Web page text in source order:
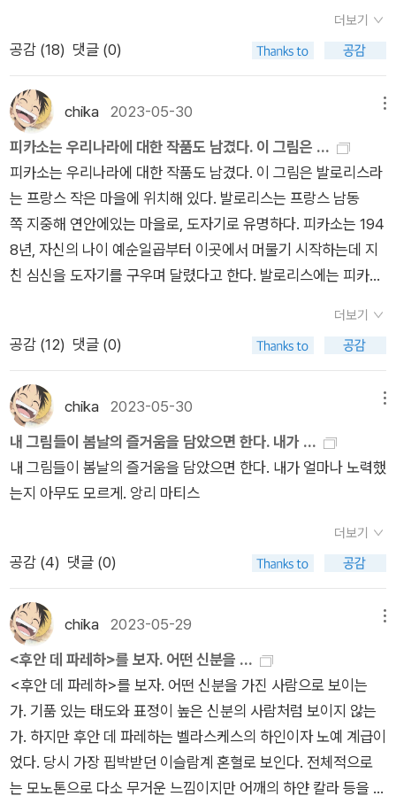
자. (169쪽) 먼저 악기는 피아노의 조상에 또 조상쯤 되는 악기
라 한다.버지날(virginal) 이라 부르는 악기다. 검색해보니, 이런
내용의 악기다. 버지날(영. virginal)하프시코드의 한 형태. 버지
날은 작은 사각형 악기로 16세기부터 17세기 초까지 애용되었던
악기인데, 17세기 후반에 들어서 보다 대륙적 모양을 갖춘 하프
시코드로 대치되었다. 버지날의 현들은 클라비코드와 마찬가지
로 대각선으로 놓여있다.버지날이나 스피넷은 악기분류학상 광
의의 하프시코드, 혹은 하프시코드 족(family)에 포함되지만 우
리가 요즈음 하프시코드라고 하는 것은 버지날이나 스피넷을 제
에 대한 소개는 자세히 나와있지 않고, 버지날 뚜껑에 써있는 글
자를 소개하고 있다.“음악은 기쁨의 동반자, 슬픔의 치유자” (16
9쪽)그 말은 지금도 유효한 말이 분명하다. 또하나 읽어볼 게 있
는데, 버지날 위에 여인의 얼굴이 비치는 거울이 있는데 이때 여
인의 시선은?자세히 보면 여인의 시선이 선생님을 향하고 있는
것이다.그래서 이 책은 그걸 이렇게 해석한다. 당시 칼뱅주의였던
네델란드에서는 남녀가 노골적으로 사랑을 표현하기 어려웠
다. 미묘한 시선 교환 정도가 최대의 표현이었다. (169쪽) 다
시, 이 책은? 이 책을 읽으면서 같이 할 일이 있다.다름아니라, 이
것이다.여기 이 책에 수록된 해당편을 찾아 이 책과 비교하면서
찾아보면 훨씬 이해도 잘 되거니와 눈으로 보는 이미지들이 훨씬
많이 남게 되어, 이 화가들에 대한 기억이 두고 두고 남게 될 것이
다. 예술은 그저 지식으로만 쌓아둘 게 아니다.우리에게 직접적으
로 느껴져야만 진정한 예술인데, 그 느끼는 방법 중 하나가 이렇
게 말을 걸어오는 예술과 교감하면서 느끼는 게 아닐까. 이 책은
바로 그렇게 우리를 예술의 세계로 인도하고 있는 것이다.
다. 벨라스케스의 작품은 익숙하기에 반가웠고, 그 익숙했던 작
품을 어떻게 볼지에 대해 생각을 해봐야 할 내용도 보였다. '누구
를 위하여 붓을 들었나'를 보며 자신의 신분의 장벽을 이겨겨내려
했던 화가는 그 때문인지 모르겠으나 신분을 떠나 사람을 보고자
했던 것은 아니었나 생각하게도 된다. 지금보다도 더 제대로 사람
을 봐왔던 화가가 아닌가 싶다. 개인적으로 렘브란트의 그림 중
<돌아온 탕자>를 좋아하는데 책에는 소개되지 않아 아쉽긴 하
다. 그러나 그에 대한 정보를 많이 얻는다. 네덜란드를 떠나지 않
았고 독립전쟁 시기 활동했기에 국민 화가로 사랑을 받았으나 말
년에는 비참한 시기를 보낸 게 안타까울 따름이다. 그래도 그의
작품은 남아 사랑을 받고 있으니 그에게 조금이나마 위로가 되진
않을까 생각도 하게 된다. 얀 페르메이르의 일상화, 호가스의 세
이 그의 병으로 인해 독특한 채색이 되었다는 이야기로 시작하는
데 결국 지금에 집중했던 화가였다는 것을 다시금 일깨우게 된다.
나는 지금이 아닌 더 나은 날을 회상하거나 기다리고 있는 것은
아닌지 반성하게 되는 부분이다. 고흐의 이야기는 그의 편지를
모은 책들도 있기에 낯설지 않았고 그의 그림은 익숙하기에 마지
막 문장은 더 아련하게 다가온다. 클림트의 그림은 익숙한 <유디
었다. <베토벤 프리스> 1, 2, 3도 처음 접하는 작품이다. 하지만
마지막은 그의 대표작 <키스>로 마무리한다. 나의 황금 시기를
기다리며 다음 작가로 책장을 넘긴다. 알폰스 무하의 작품은 타
로 카드를 연상시킨다. 사람들의 마음을 잡아 끄는 그의 그림은
상업과 예술의 경계를 무너뜨린 것은 아닐지... 뭉크의 절규도 결
국 세상으로의 외침은 아니었을까 하는 생각도 들게 된다. 마티스
와 피카소의 이야기로 책은 마무리된다. 기존에 들어 알고 있던
화가들의 이야기도 있었으나 디테일한 부분까지는 몰랐던 내용
을 다루고 있었다. 여기 소개되지 않는 화가들도 더 있겠으나 굵
직한 화가들은 대부분 담고 있는 책이 아닌가 싶다. 서양미술에
대해 흥미롭게 접근하기 좋은 내용의 책이었다 전하며 제대로 방
결의 가치와 의미부여를 통해 어떤 형태의 삶의 교훈이나 사회적
수 있어서 현실에서도 그 사용과 활용이 괜찮은 미술 및 예술 분
야 가이드북으로도 볼 수 있는 책이다.​<예썰의 전당 서양미술 편
> 단순한 호기심도 좋고 해당 분야를 즐기는 분들이나 입문하는
분들에게도 일정한 의미와 배움의 가치를 잘 표현하고 있다는 점
에서도 추천하고 싶은 책이며, 어렵고 복잡해 보였던 미술 및 예
술 분야에 대해 어떤 형태의 통찰력과 일상에서의 생각법 등을 고
려해 나가야 하는지도 함께 접하며 판단해 보자. 믿고 볼 수 있는
KBS 교양 프로라는 점에서도 그 의미가 상징적이며, 누구나 관
심 가질 만한 그리고 궁금해 하는 인문학적 가치와 교훈적 메시지
또한 가능한 책이다. 책에서 표현되는 인문학적 메시지가 무엇인
지, 그 의미에 대해 접하며 활용해 보자. ​
열 번의 항해 중 한 번골로 선상 반란이 벌어졌다. 배에 여자가 많
을수록 반란가능성은 컸지만 역사가들은 이를 우연으로 치부했
적했다. 그가 찾은 답은 '여성이 반란을 주도했다는 것. 노예무역
선 관리자들은 여성에게 족쇄를 채우지 않았다. 여성은 싸울 수
없다는 편견이 첫 번째 이유였고, 성폭력의 대상으로 삼으려는 목
적도 있었다. 그가 공공문서고를 방문할때마다 맞닥뜨리는 인종
차별적 현실이 그래픽노블 작화를 통해 노예제 시절 풍경과 겹쳐
진다. 뉴욕에서 런던과 리버풀로 이어지는 사료찾기 여정은 빈칸
을 남기지만 홀의 역사적 상상력으로 채워진다. 웨이크라는 제목
은 깨어나다,와 장례식에서 밤을 새우는 '경야'의 중의적 표현이
위한 시작점이다.근데 요즘 돌아가는 거 보니까 한 2050년쯤에
누구는 손을 더럽히지만 누구는 무거운 짐을 남에게 맡긴 채 양심
을 지키며 산다.코인묵시록: 모르면 당한다.저널리즘 선언: 오늘
날 저널리즘 제도의 사회적 정치적 문화적 적실성은 감소하고 있
다.일년내내 여자의 문장만 읽기로 했다: 모든 것이 저무는 가을
에도 삶은 지속되니.유인원과의 산책: 왜 갇혀 있는 동물을 보면
있는 이들에게 이 책은 아름다운 답을 줄 것이다.흠... 신간을 주
문을 했는데. 역시 우양산은 따로 사야되려나. 사고 싶은 책은 많
지만 공간의 여유가 없음이 망설임을 길게 할 뿐이다......
더보기
공감 (18) 댓글 (0)
chika 2023-05-30
피카소는 우리나라에 대한 작품도 남겼다. 이 그림은 ...
피카소는 우리나라에 대한 작품도 남겼다. 이 그림은 발로리스라
는 프랑스 작은 마을에 위치해 있다. 발로리스는 프랑스 남동
쪽 지중해 연안에있는 마을로, 도자기로 유명하다. 피카소는 194
8년, 자신의 나이 예순일곱부터 이곳에서 머물기 시작하는데 지
친 심신을 도자기를 구우며 달렸다고 한다. 발로리스에는 피카
의 터널이 있고 이 터널에 그려진 <전쟁과 평화〉는한국의 6·25
전쟁을 주제로 한다.6·25전쟁이 한창일 때 그려진 이 그림은 터
를 담았다.먼저 ‘전쟁‘(353쪽 위) 그림을 보면 괴수가 한 손에
는 피 묻은 칼을, 다른손에는 벌레들이 붙어 있는 방패를 들고 있
는데 이는 세균전에 대한 공포를 표현한 것이라고 볼 수 있
다. 그 앞으로는 괴물들이 전쟁의 폭력성을 보여준다. 그런데 이
를 막아선 인물이 있다. 그가 든 방패에는 평화의 메신저로 불리
는 흰 비둘기가 그려져 있고, 들고 있는 창에는 저울이 매달려 있
다. 저울은 곧 정의를 의미한다. 그리고 그 사이에 곡식이 보이는
래) 그림을 보면 어린아이들과 사람들이 자유롭게 춤을 추고, 피
리를 불거나 풍류를 즐기는 모습이다. 아이들은 천진난만하게 장
난감을 가지고 놀고 있고, 한 아이는 날개 달린 말을뒤에서 편안
하게 끌고 가고 있는 등 동심이 살아나는 그림이다. 흥미로운
건 하늘에 그려진 문양인데 이 그림을 6·25전쟁으로 해석하면 피
카소가 태극무늬를 재해석한 문양으로 읽을 수 있을 듯하다.<전
쟁과 평화>는 국경을 초월해 전쟁의 아픔을 딛고 이제는 평화로
운삶을 누릴 수 있기를 바라는 더 이상 이 땅에 전쟁의 비극이 일
더보기
공감 (12) 댓글 (0)
chika 2023-05-30
내 그림들이 봄날의 즐거움을 담았으면 한다. 내가 ...
내 그림들이 봄날의 즐거움을 담았으면 한다. 내가 얼마나 노력했
는지 아무도 모르게. 앙리 마티스
더보기
공감 (4) 댓글 (0)
chika 2023-05-29
<후안 데 파레하>를 보자. 어떤 신분을 ...
<후안 데 파레하>를 보자. 어떤 신분을 가진 사람으로 보이는
가. 기품 있는 태도와 표정이 높은 신분의 사람처럼 보이지 않는
가. 하지만 후안 데 파레하는 벨라스케스의 하인이자 노예 계급이
었다. 당시 가장 핍박받던 이슬람계 혼혈로 보인다. 전체적으로
는 모노톤으로 다소 무거운 느낌이지만 어깨의 하얀 칼라 등을 통